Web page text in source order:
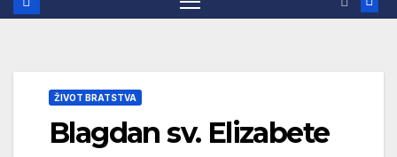
ŽIVOT BRATSTVA
Blagdan sv. Elizabete